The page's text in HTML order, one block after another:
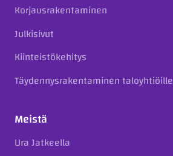
Korjausrakentaminen
Julkisivut
Kiinteistökehitys
Täydennysrakentaminen taloyhtiöille
Meistä
Ura Jatkeella